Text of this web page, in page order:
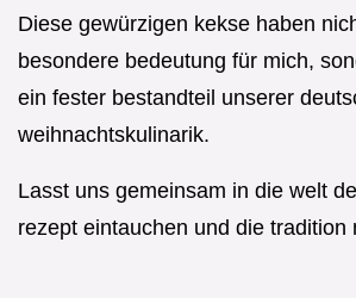
Diese gewürzigen kekse haben
besondere bedeutung für mich,
ein fester bestandteil unserer
weihnachtskulinarik.
Lasst uns gemeinsam in die welt
rezept eintauchen und die tradition